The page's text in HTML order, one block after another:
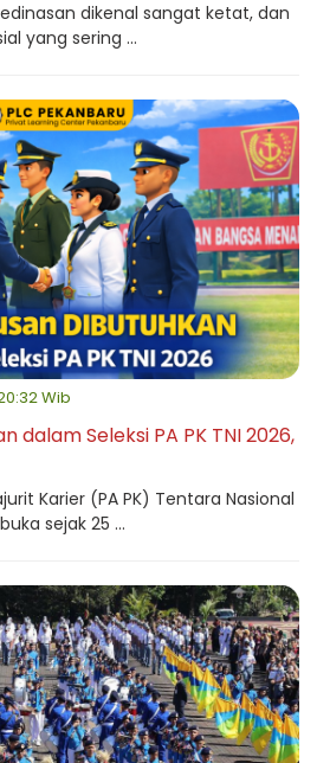
dikenal sangat ketat, dan
yang sering ...
Wib
dalam Seleksi PA PK TNI 2026,
Karier (PA PK) Tentara Nasional
sejak 25 ...